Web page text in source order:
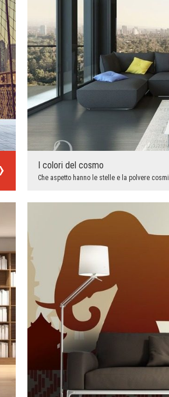
I colori del cosmo
Che aspetto hanno le stelle e la polvere